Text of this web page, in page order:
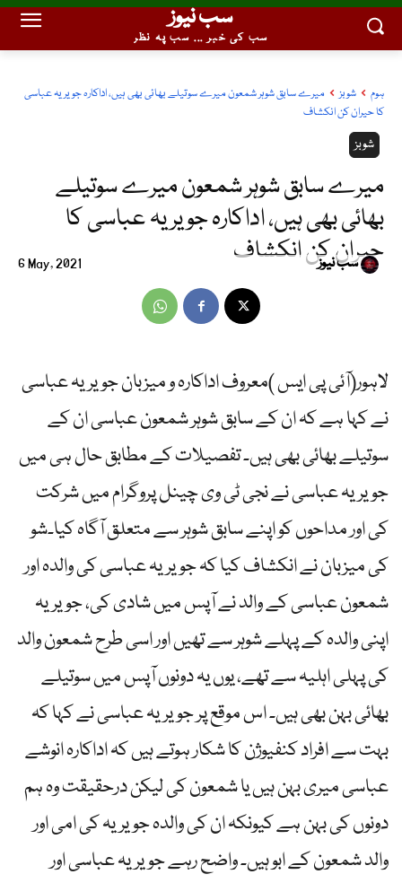
سب نیوز
سب کی خبر ... سب پہ نظر
ہوم شوبز
میرے سابق شوہر شمعون میرے سوتیلے بھائی بھی ہیں، اداکارہ جویریہ عباسی
کا حیران کن انکشاف
شوبز
میرے سابق شوہر شمعون میرے سوتیلے
بھائی بھی ہیں، اداکارہ جویریہ عباسی کا
حیران کن انکشاف
6 May, 2021 سب نیوز
لاہور(آئی پی ایس )معروف اداکارہ و میزبان جویریہ عباسی
نے کہا ہے کہ ان کے سابق شوہر شمعون عباسی ان کے
سوتیلے بھائی بھی ہیں۔ تفصیلات کے مطابق حال ہی میں
جویریہ عباسی نے نجی ٹی وی چینل پروگرام میں شرکت
کی اور مداحوں کو اپنے سابق شوہر سے متعلق آگاہ کیا۔شو
کی میزبان نے انکشاف کیا کہ جویریہ عباسی کی والدہ اور
شمعون عباسی کے والد نے آپس میں شادی کی، جویریہ
اپنی والدہ کے پہلے شوہر سے تھیں اور اسی طرح شمعون والد
کی پہلی اہلیہ سے تھے، یوں یہ دونوں آپس میں سوتیلے
بھائی بہن بھی ہیں۔ اس موقع پر جویریہ عباسی نے کہا کہ
بہت سے افراد کنفیوژن کا شکار ہوتے ہیں کہ اداکارہ انوشے
عباسی میری بہن ہیں یا شمعون کی لیکن درحقیقت وہ ہم
دونوں کی بہن ہے کیونکہ ان کی والدہ جویریہ کی امی اور
والد شمعون کے ابو ہیں۔ واضح رہے جویریہ عباسی اور